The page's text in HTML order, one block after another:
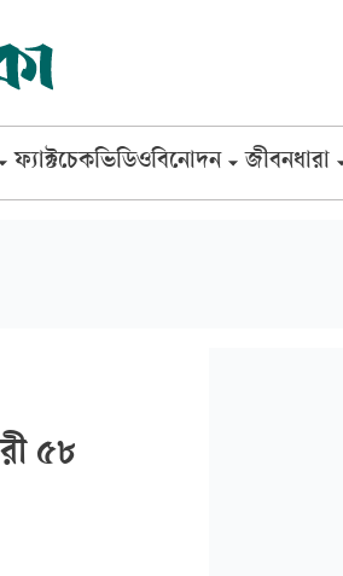
ফ্যাক্টচেকভিডিওবিনোদন জীবনধারা
৫৮